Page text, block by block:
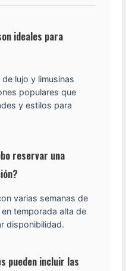
ideales para
lujo y limusinas
populares que
y estilos para
reservar una
varias semanas de
temporada alta de
disponibilidad.
pueden incluir las